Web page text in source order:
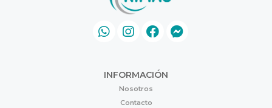
INFORMACIÓN
Nosotros
Contacto